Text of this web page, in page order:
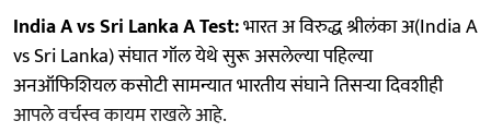
India A vs Sri Lanka A Test:भारत अ विरुद्ध श्रीलंका अ(India A
vs Sri Lanka) संघात गॉल येथे सुरू असलेल्या पहिल्या
अनऑफिशियल कसोटी सामन्यात भारतीय संघाने तिसऱ्या दिवशीही
आपले वर्चस्व कायम राखले आहे.